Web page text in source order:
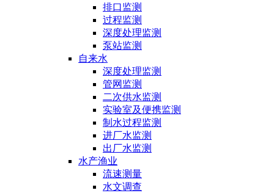
排口监测
过程监测
深度处理监测
泵站监测
自来水
深度处理监测
管网监测
二次供水监测
实验室及便携监测
制水过程监测
进厂水监测
出厂水监测
水产渔业
流速测量
水文调查